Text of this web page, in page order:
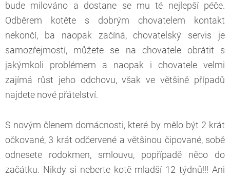
bude milováno a dostane se mu té nejlepší péče.
Odběrem kotěte s dobrým chovatelem kontakt
nekončí, ba naopak začíná, chovatelský servis je
samozřejmostí, můžete se na chovatele obrátit s
jakýmkoli problémem a naopak i chovatele velmi
zajímá růst jeho odchovu, však ve většině případů
najdete nové přátelství.
S novým členem domácnosti, které by mělo být 2 krát
očkované, 3 krát odčervené a většinou čipované, sobě
odnesete rodokmen, smlouvu, popřípadě něco do
začátku. Nikdy si neberte kotě mladší 12 týdnů!!! Ani